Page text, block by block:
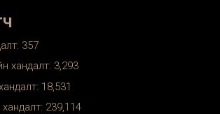
357
хандалт: 3,293
18,531
хандалт: 239,114